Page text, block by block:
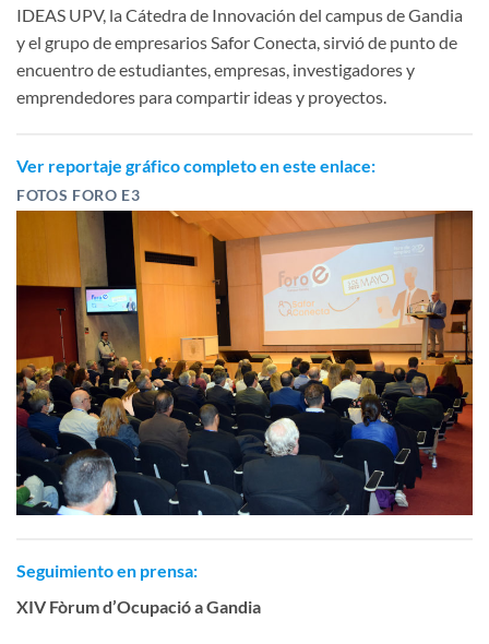
IDEAS UPV, la Cátedra de Innovación del campus de Gandia
y el grupo de empresarios Safor Conecta, sirvió de punto de
encuentro de estudiantes, empresas, investigadores y
emprendedores para compartir ideas y proyectos.
Ver reportaje gráficocompleto en este enlace:
FOTOS FORO E3
Seguimiento en prensa:
XIV Fòrum d’Ocupació a Gandia